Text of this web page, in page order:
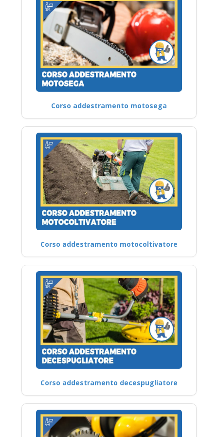
Corso addestramento motosega
Corso addestramento motocoltivatore
Corso addestramento decespugliatore